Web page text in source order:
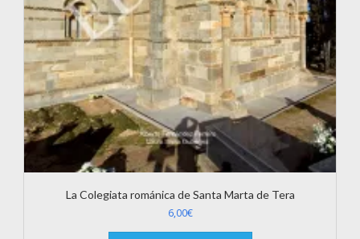
La Colegiata románica de Santa Marta de Tera
6,00€